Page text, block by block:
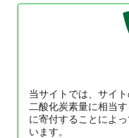
当サイトでは、サイ
二酸化炭素量に相当
に寄付することによ
います。